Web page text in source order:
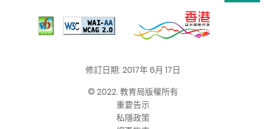
修訂日期: 2017年 6月 17日
© 2022. 教育局版權所有
重要告示
私隱政策